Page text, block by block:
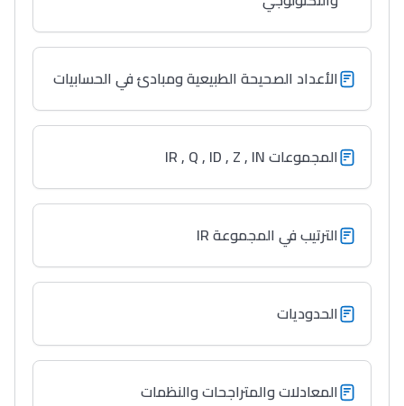
الأعداد الصحيحة الطبيعية ومبادئ في الحسابيات
المجموعات IR , Q , ID , Z , IN
الترتيب في المجموعة IR
الحدوديات
المعادلات والمتراجحات والنظمات